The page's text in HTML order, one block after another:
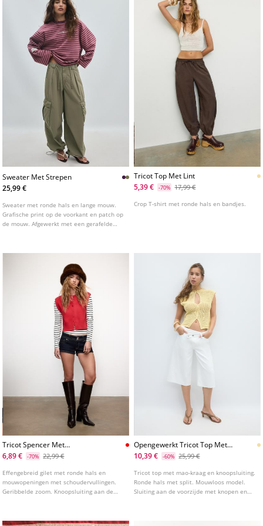
Sweater Met Strepen
25,99 €
Sweater met ronde hals en lange mouw.
Grafische print op de voorkant en patch op
de mouw. Afgewerkt met een gerafelde
Tricot Top Met Lint
5,39 €
-70% 17,99 €
Crop T-shirt met ronde hals en bandjes.
Tricot Spencer Met
Schoudervullingen
6,89 € -70% 22,99 €
Effengebreid gilet met ronde hals en
mouwopeningen met schoudervullingen.
Geribbelde zoom. Knoopsluiting aan de
Opengewerkt Tricot Top Met
Opening
10,39 € -60% 25,99 €
Tricot top met mao-kraag en knoopsluiting.
Ronde hals met split. Mouwloos model.
Sluiting aan de voorzijde met knopen en